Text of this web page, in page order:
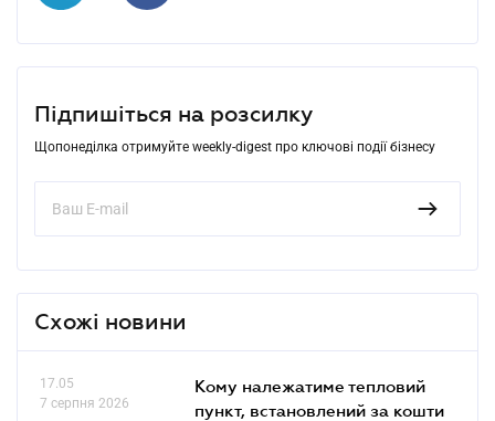
Підпишіться на розсилку
Щопонеділка отримуйте weekly-digest про ключові події бізнесу
Схожі новини
17.05
7 серпня 2026
Кому належатиме тепловий
пункт, встановлений за кошти